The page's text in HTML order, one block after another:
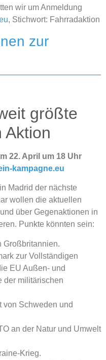
wir um Anmeldung
, Stichwort: Fahrradaktion
zur
größte
Aktion
22. April um 18 Uhr
kampagne.eu
Madrid der nächste
wollen die aktuellen
über Gegenaktionen in
Punkte könnten sein:
Großbritannien.
zur Vollständigen
EU Außen- und
der militärischen
von Schweden und
an der Natur und Umwelt
Krieg.